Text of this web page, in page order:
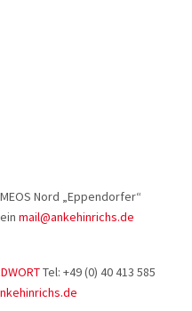
Nord „Eppendorfer“
mail@ankehinrichs.de
Tel: +49 (0) 40 413 585